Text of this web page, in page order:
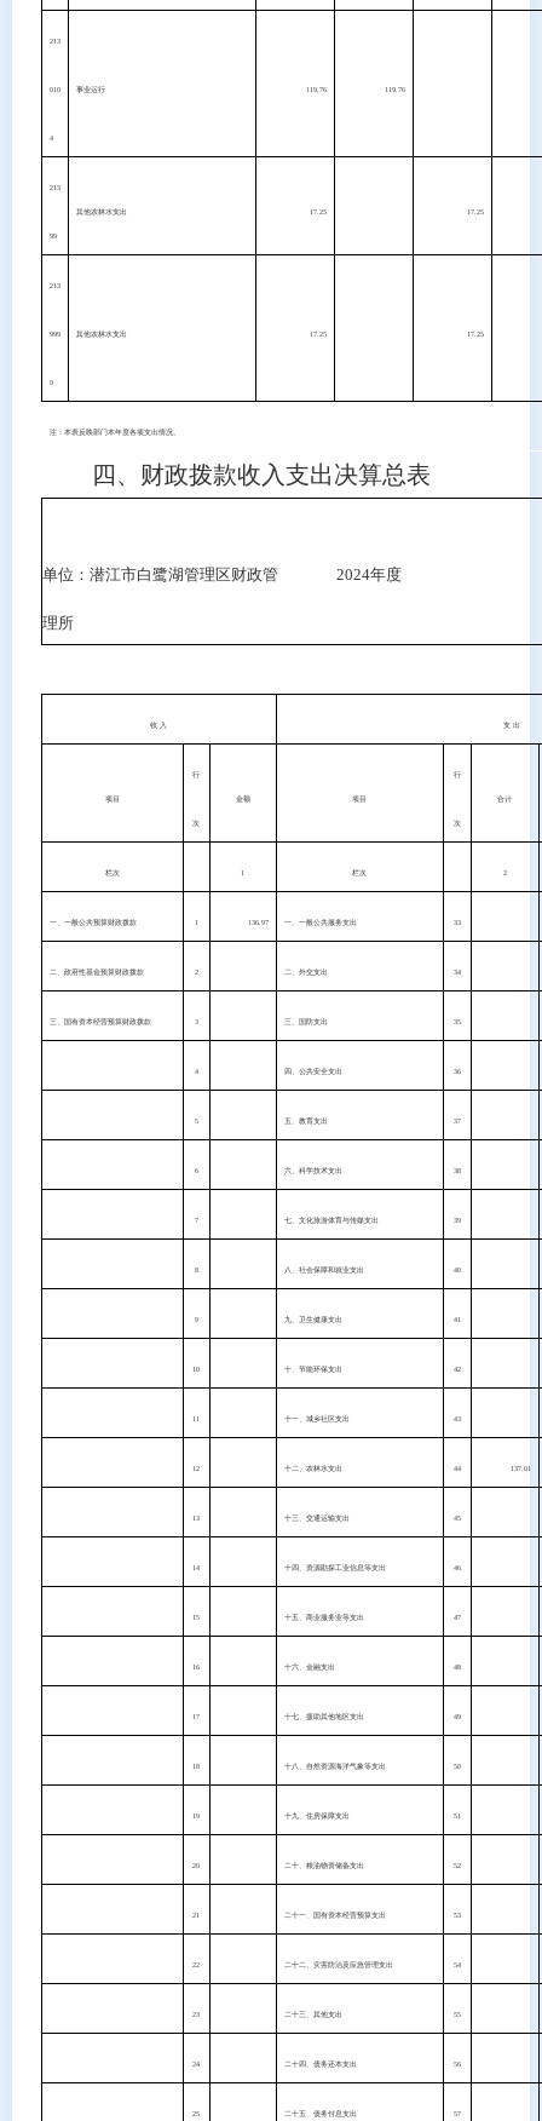
213
010
4
事业运行 119.76 119.76
213
99
其他农林水支出 17.25 17.25
213
999
9
其他农林水支出 17.25 17.25
注：本表反映部门本年度各项支出情况。
四、财政拨款收入支出决算总表
单位：潜江市白鹭湖管理区财政管
理所
2024年度
收 入 支 出
项目
行
次
金额 项目
行
次
合计
栏次 1 栏次 2
一、一般公共预算财政拨款 1 136.97 一、一般公共服务支出 33
二、政府性基金预算财政拨款 2 二、外交支出 34
三、国有资本经营预算财政拨款 3 三、国防支出 35
4 四、公共安全支出 36
5 五、教育支出 37
6 六、科学技术支出 38
7 七、文化旅游体育与传媒支出 39
8 八、社会保障和就业支出 40
9 九、卫生健康支出 41
10 十、节能环保支出 42
11 十一、城乡社区支出 43
12 十二、农林水支出 44 137.01
13 十三、交通运输支出 45
14 十四、资源勘探工业信息等支出 46
15 十五、商业服务业等支出 47
16 十六、金融支出 48
17 十七、援助其他地区支出 49
18 十八、自然资源海洋气象等支出 50
19 十九、住房保障支出 51
20 二十、粮油物资储备支出 52
21 二十一、国有资本经营预算支出 53
22 二十二、灾害防治及应急管理支出 54
23 二十三、其他支出 55
24 二十四、债务还本支出 56
25 二十五、债务付息支出 57